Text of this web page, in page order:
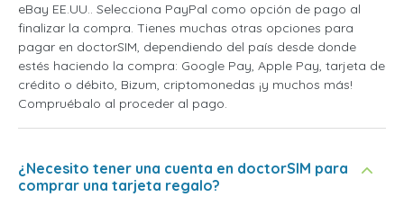
eBay EE.UU.. Selecciona PayPal como opción de pago al
finalizar la compra. Tienes muchas otras opciones para
pagar en doctorSIM, dependiendo del país desde donde
estés haciendo la compra: Google Pay, Apple Pay, tarjeta de
crédito o débito, Bizum, criptomonedas ¡y muchos más!
Compruébalo al proceder al pago.
¿Necesito tener una cuenta en doctorSIM para
comprar una tarjeta regalo?